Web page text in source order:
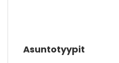
Asuntotyypit